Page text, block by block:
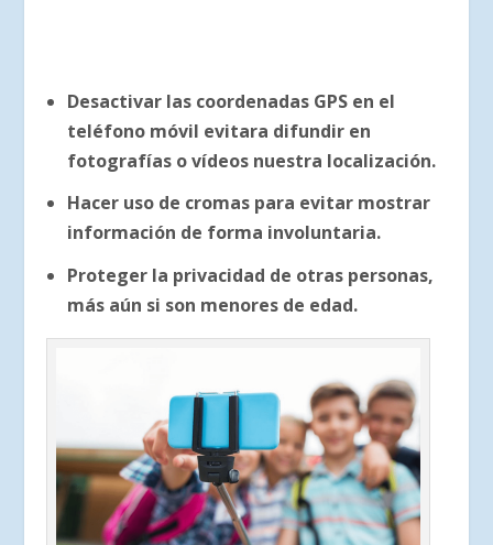
Desactivar las coordenadas GPS en el
teléfono móvil evitara difundir en
fotografías o vídeos nuestra localización.
Hacer uso de cromas para evitar mostrar
información de forma involuntaria.
Proteger la privacidad de otras personas,
más aún si son menores de edad.